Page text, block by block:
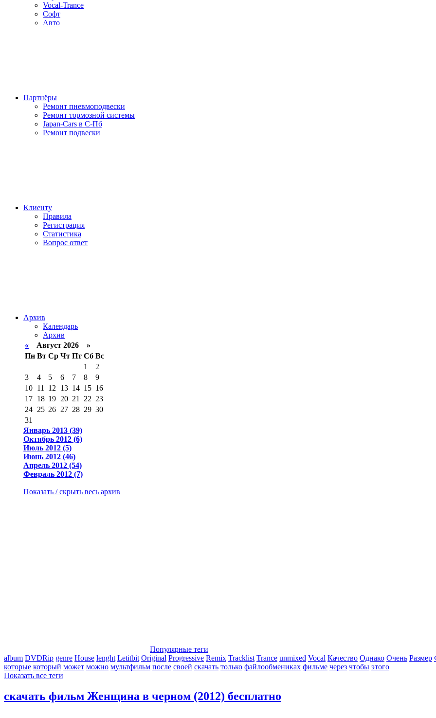
Vocal-Trance
Софт
Авто
Партнёры
Ремонт пневмоподвески
Ремонт тормозной системы
Japan-Cars в С-Пб
Ремонт подвески
Клиенту
Правила
Регистрация
Статистика
Вопрос ответ
Архив
Календарь
Архив
« Август 2026 »
Пн Вт Ср Чт Пт Сб Вс
1
2
3
4 5 6 7 8
9
10 11 12 13 14 15 16
17 18 19 20 21 22 23
24 25 26 27 28 29 30
31
Январь 2013 (39)
Октябрь 2012 (6)
Июль 2012 (5)
Июнь 2012 (46)
Апрель 2012 (54)
Февраль 2012 (7)
Показать / скрыть весь архив
Популярные теги
album DVDRip genre House lenght Letitbit Original Progressive Remix Tracklist Trance unmixed Vocal Качество Однако Очень Размер
которые который может можно мультфильм после своей скачать только файлообмениках фильме через чтобы этого
Показать все теги
скачать фильм Женщина в черном (2012) бесплатно